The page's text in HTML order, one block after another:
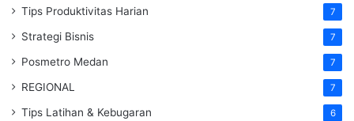
Tips Produktivitas Harian 7
Strategi Bisnis 7
Posmetro Medan 7
REGIONAL 7
Tips Latihan & Kebugaran 6